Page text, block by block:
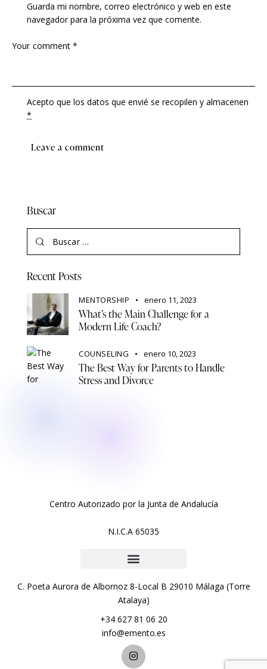
Guarda mi nombre, correo electrónico y web en este
navegador para la próxima vez que comente.
Acepto que los datos que envié se recopilen y almacenen
*
Buscar
Recent Posts
MENTORSHIP enero 11, 2023
What’s the Main Challenge for a
Modern Life Coach?
COUNSELING enero 10, 2023
The Best Way for Parents to Handle
Stress and Divorce
Centro Autorizado por la Junta de Andalucía
N.I.C.A 65035
C. Poeta Aurora de Albornoz 8-Local B 29010 Málaga (Torre
Atalaya)
+34 627 81 06 20
info@emento.es